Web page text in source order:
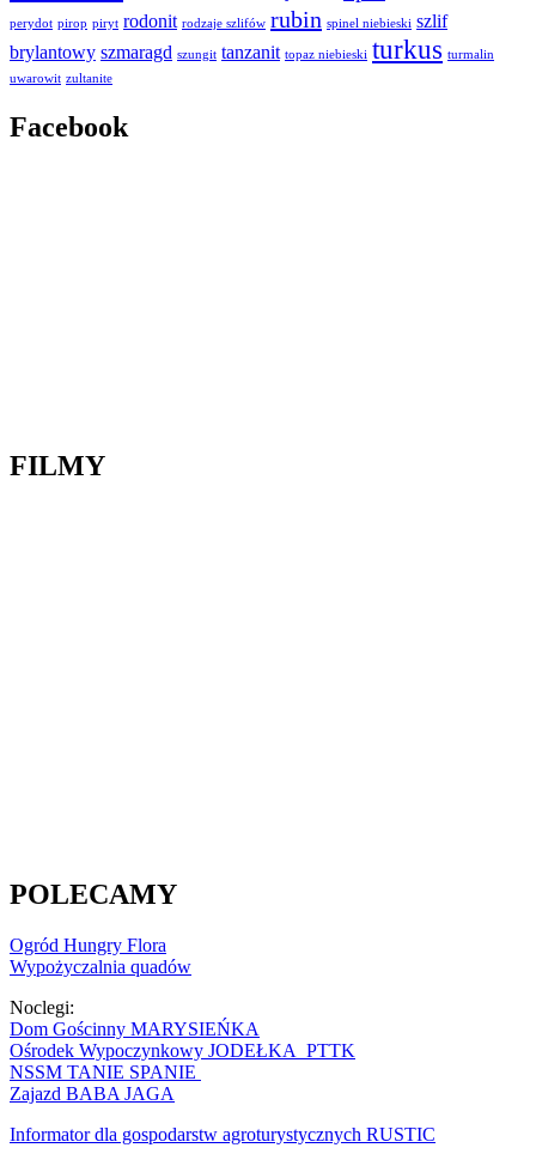
perydot pirop piryt rodonit rodzaje szlifów rubin spinel niebieski szlif
brylantowy szmaragd szungit tanzanit topaz niebieski turkus turmalin
uwarowit zultanite
Facebook
FILMY
POLECAMY
Ogród Hungry Flora
Wypożyczalnia quadów
Noclegi:
Dom Gościnny MARYSIEŃKA
Ośrodek Wypoczynkowy JODEŁKA PTTK
NSSM TANIE SPANIE
Zajazd BABA JAGA
Informator dla gospodarstw agroturystycznych RUSTIC